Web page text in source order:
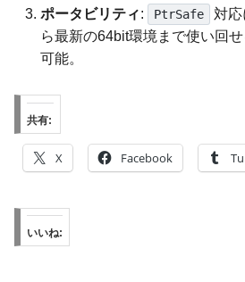
ポータビリティ: PtrSafe
対
ら最新の64bit環境まで使い回
可能。
共有:
X Facebook
いいね: